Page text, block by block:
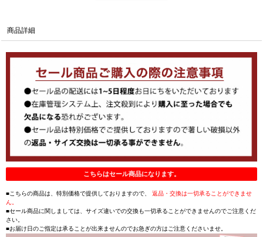
商品詳細
こちらはセール商品になります。
■こちらの商品は、特別価格で提供しておりますので、 返品・交換は一切承ることができませ
ん。
■セール商品に関しましては、サイズ違いでの交換も一切承ることができませんのでご注意くだ
さい。
■お届け日のご指定は承ることが出来ませんのでお急ぎの方はご注意くださいませ。